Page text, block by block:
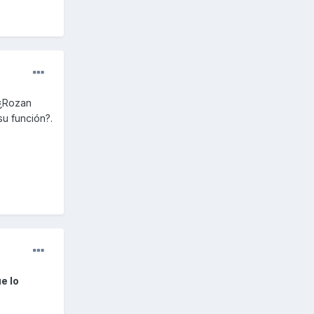
función?.
lo